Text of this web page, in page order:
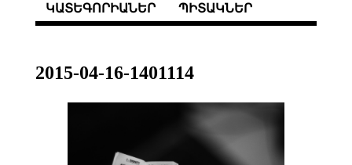
ԿԱՏԵԳՈՐԻԱՆԵՐ ՊԻՏԱԿՆԵՐ
2015-04-16-1401114